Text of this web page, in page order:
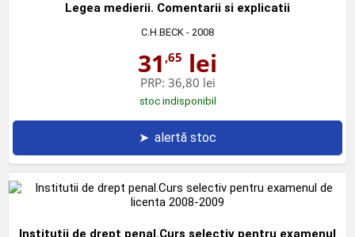
Legea medierii. Comentarii si explicatii
C.H.BECK - 2008
31 ,65 lei
PRP: 36,80 lei
stoc indisponibil
➤ alertă stoc
Institutii de drept penal.Curs selectiv pentru examenul